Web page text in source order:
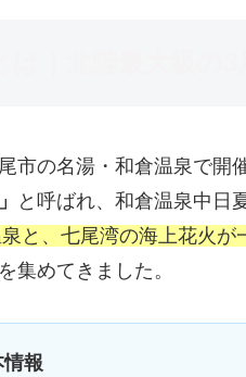
市の名湯・和倉温泉で開
と呼ばれ、和倉温泉中日
と、七尾湾の海上花火が
集めてきました。
報